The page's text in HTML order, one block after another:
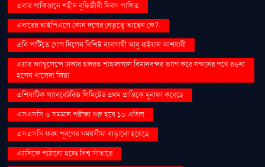
এবার পাকিস্তানে শহীদ বুদ্ধিজীবী দিবস পালিত
এবারের আইপিএলে কোন দলের নেতৃত্বে আছেন কে?.
এবি পার্টিতে যোগ দিলেন বিশিষ্ট ব্যবসায়ী আবু রাইয়ান আশয়ারী
এয়ার অ্যাম্বুলেন্সে ঢাকার হজরত শাহজালাল বিমানবন্দর ত্যাগ করে লন্ডনের পথে রওনা
হলেন খালেদা জিয়া
এশিয়াটিক ল্যাবরেটরিজ লিমিটেড প্রথম প্রান্তিকে মুনাফা করেছে
এসএসসি ও সমমান পরীক্ষা শুরু হবে ১০ এপ্রিল
এসএসসি ফরম পূরণের সময়সীমা বাড়ানো হয়েছে
এ্যানিকে পাঠানো হচ্ছে বিশ্ব সাঁতারে